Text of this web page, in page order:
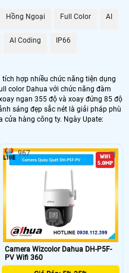
Hồng Ngoại Full Color AI
AI Coding IP66
hợp nhiều chức năng tiện dụng
color Dahua với chức năng đàm
ngan 355 độ và xoay đứng 85 độ
sáng đẹp sắc nét là giải pháp phù
cửa hàng công ty. Ngày Upate:
Camera Wizcolor Dahua DH-P5F-
PV Wifi 360
967